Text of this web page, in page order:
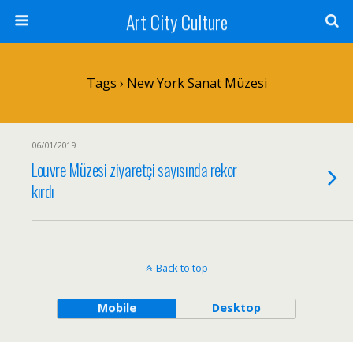
Art City Culture
Tags › New York Sanat Müzesi
06/01/2019
Louvre Müzesi ziyaretçi sayısında rekor
kırdı
Back to top
Mobile Desktop